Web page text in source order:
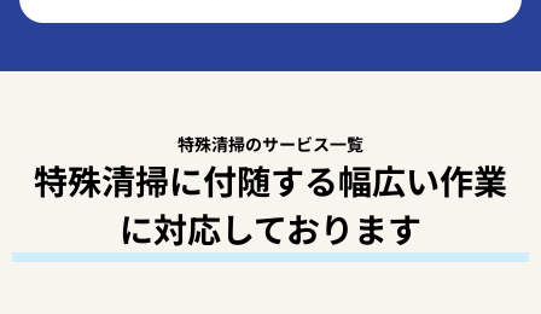
特殊清掃のサービス一覧
特殊清掃に付随する幅広い作業
に対応しております